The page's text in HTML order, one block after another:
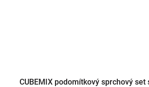
CUBEMIX podomítkový sprchový set